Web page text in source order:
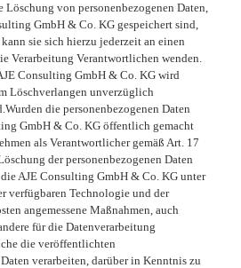
Löschung von personenbezogenen Daten,
GmbH & Co. KG gespeichert sind,
sie sich hierzu jederzeit an einen
Verarbeitung Verantwortlichen wenden.
Consulting GmbH & Co. KG wird
Löschverlangen unverzüglich
die personenbezogenen Daten
GmbH & Co. KG öffentlich gemacht
als Verantwortlicher gemäß Art. 17
der personenbezogenen Daten
AJE Consulting GmbH & Co. KG unter
verfügbaren Technologie und der
angemessene Maßnahmen, auch
für die Datenverarbeitung
die veröffentlichten
verarbeiten, darüber in Kenntnis zu